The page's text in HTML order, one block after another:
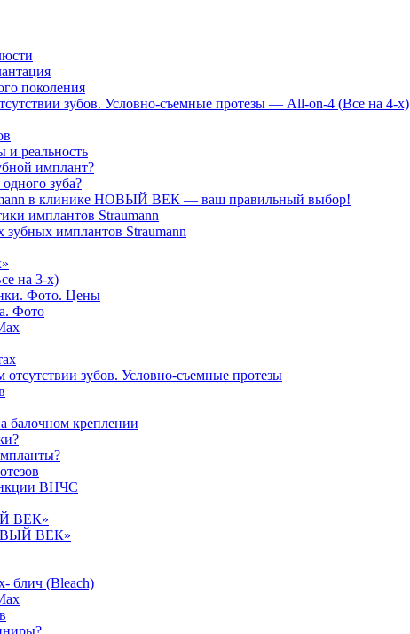
поколения
зубов. Условно-съемные протезы — All-on-4 (Все на 4-х)
реальность
имплант?
зуба?
в клинике НОВЫЙ ВЕК — ваш правильный выбор!
имплантов Straumann
имплантов Straumann
на 3-х)
Фото. Цены
Фото
зубов. Условно-съемные протезы
балочном креплении
ВНЧС
ВЕК»
ВЕК»
блич (Bleach)